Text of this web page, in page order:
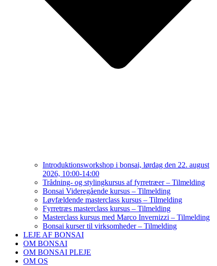
Introduktionsworkshop i bonsai, lørdag den 22. august
2026, 10:00-14:00
Trådning- og stylingkursus af fyrretræer – Tilmelding
Bonsai Videregående kursus – Tilmelding
Løvfældende masterclass kursus – Tilmelding
Fyrretræs masterclass kursus – Tilmelding
Masterclass kursus med Marco Invernizzi – Tilmelding
Bonsai kurser til virksomheder – Tilmelding
LEJE AF BONSAI
OM BONSAI
OM BONSAI PLEJE
OM OS